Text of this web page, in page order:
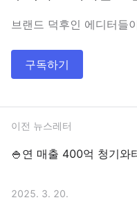
브랜드 덕후인 에디터들
구독하기
이전 뉴스레터
🍚연 매출 400억 청기와
2025. 3. 20.